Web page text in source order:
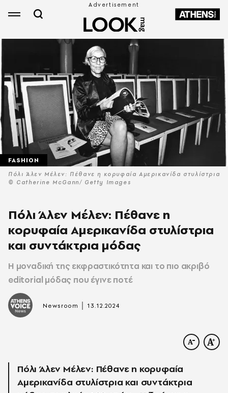
Πόλι Άλεν Μέλεν: Πέθανε η κορυφαία Αμερικανίδα στυλίστρια
© Catherine McGann/ Getty Images
FASHION
Πόλι Άλεν Μέλεν: Πέθανε η
κορυφαία Αμερικανίδα στυλίστρια
και συντάκτρια μόδας
Η μοναδική της εκφραστικότητα και το πιο ακριβό
editorial μόδας που έγινε ποτέ
Newsroom 13.12.2024
Πόλι Άλεν Μέλεν: Πέθανε η κορυφαία
Αμερικανίδα στυλίστρια και συντάκτρια